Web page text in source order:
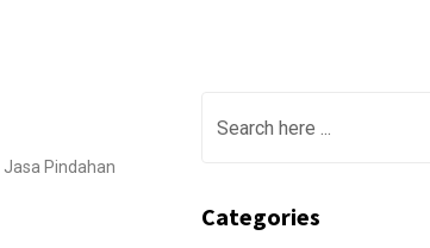
Jasa Pindahan
Categories